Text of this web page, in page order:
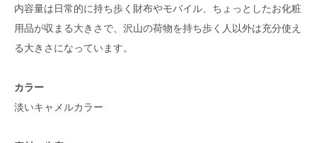
内容量は日常的に持ち歩く財布やモバイル、ちょっとしたお化粧
用品が収まる大きさで、沢山の荷物を持ち歩く人以外は充分使え
る大きさになっています。
カラー
淡いキャメルカラー